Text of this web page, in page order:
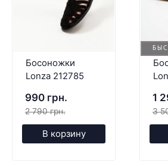
Босоножки
Lonza 212785
990 грн.
2 790 грн.
В корзину
1
3